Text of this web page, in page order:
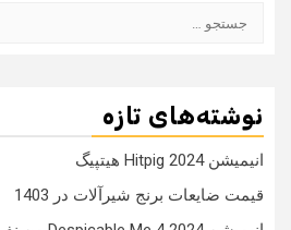
نوشته‌های تازه
انیمیشن Hitpig 2024 هیتپیگ
قیمت ضایعات برنج شیرآلات در 1403